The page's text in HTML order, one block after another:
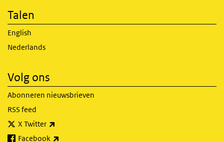
Talen
English
Nederlands
Volg ons
Abonneren nieuwsbrieven
RSS feed
X Twitter
Facebook